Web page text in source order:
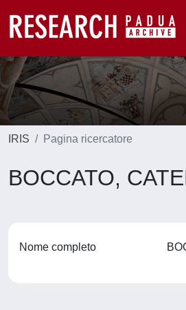
IRIS Pagina ricercatore
BOCCATO,
Nome completo